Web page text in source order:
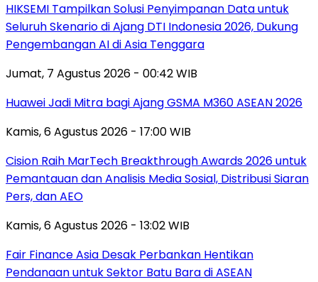
HIKSEMI Tampilkan Solusi Penyimpanan Data untuk
Seluruh Skenario di Ajang DTI Indonesia 2026, Dukung
Pengembangan AI di Asia Tenggara
Jumat, 7 Agustus 2026 - 00:42 WIB
Huawei Jadi Mitra bagi Ajang GSMA M360 ASEAN 2026
Kamis, 6 Agustus 2026 - 17:00 WIB
Cision Raih MarTech Breakthrough Awards 2026 untuk
Pemantauan dan Analisis Media Sosial, Distribusi Siaran
Pers, dan AEO
Kamis, 6 Agustus 2026 - 13:02 WIB
Fair Finance Asia Desak Perbankan Hentikan
Pendanaan untuk Sektor Batu Bara di ASEAN